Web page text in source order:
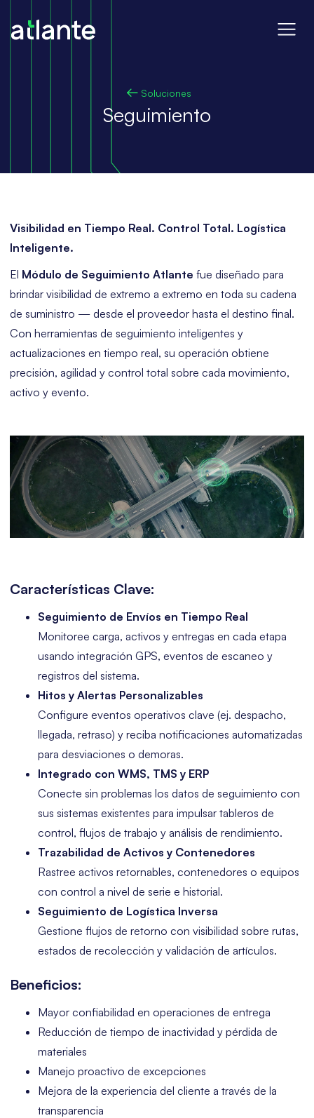
Soluciones
Seguimiento
Visibilidad en Tiempo Real. Control Total. Logística
Inteligente.
El Módulo de Seguimiento Atlante fue diseñado para
brindar visibilidad de extremo a extremo en toda su cadena
de suministro — desde el proveedor hasta el destino final.
Con herramientas de seguimiento inteligentes y
actualizaciones en tiempo real, su operación obtiene
precisión, agilidad y control total sobre cada movimiento,
activo y evento.
Características Clave:
Seguimiento de Envíos en Tiempo Real
Monitoree carga, activos y entregas en cada etapa
usando integración GPS, eventos de escaneo y
registros del sistema.
Hitos y Alertas Personalizables
Configure eventos operativos clave (ej. despacho,
llegada, retraso) y reciba notificaciones automatizadas
para desviaciones o demoras.
Integrado con WMS, TMS y ERP
Conecte sin problemas los datos de seguimiento con
sus sistemas existentes para impulsar tableros de
control, flujos de trabajo y análisis de rendimiento.
Trazabilidad de Activos y Contenedores
Rastree activos retornables, contenedores o equipos
con control a nivel de serie e historial.
Seguimiento de Logística Inversa
Gestione flujos de retorno con visibilidad sobre rutas,
estados de recolección y validación de artículos.
Beneficios:
Mayor confiabilidad en operaciones de entrega
Reducción de tiempo de inactividad y pérdida de
materiales
Manejo proactivo de excepciones
Mejora de la experiencia del cliente a través de la
transparencia